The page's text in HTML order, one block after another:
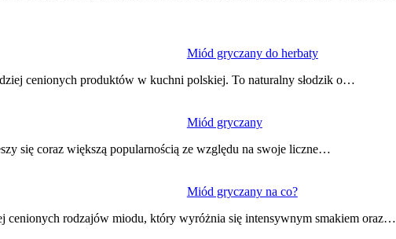
Miód gryczany do herbaty
cenionych produktów w kuchni polskiej. To naturalny słodzik o…
Miód gryczany
się coraz większą popularnością ze względu na swoje liczne…
Miód gryczany na co?
cenionych rodzajów miodu, który wyróżnia się intensywnym smakiem oraz…